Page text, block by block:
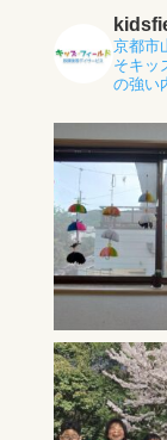
京都市
そキッ
の強い